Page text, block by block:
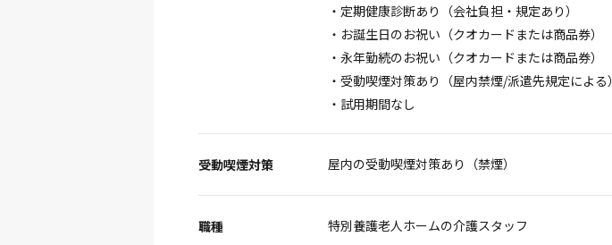
・定期健康診断あり（会社負担・規定あり）
・お誕生日のお祝い（クオカードまたは商品券）
・永年勤続のお祝い（クオカードまたは商品券）
・受動喫煙対策あり（屋内禁煙/派遣先規定による）
・試用期間なし
受動喫煙対策 屋内の受動喫煙対策あり（禁煙）
職種 特別養護老人ホームの介護スタッフ